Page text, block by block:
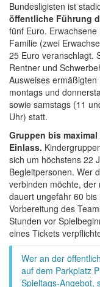
Bundesligisten ist
öffentliche Führung
fünf Euro.
Familie (zwei
25 Euro veranschlagt.
Rentner und
Ausweises
montags und
sowie samstags (11
Uhr) statt.
Gruppen bis
Einlass.
sich um höchstens 22
Begleitpersonen. Wer
verbinden möchte,
dauert ungefähr 60
Vorbereitung des
Stunden vor
eines Tickets
Wer an der
auf dem Parkplatz
Spieltags-Angebot,